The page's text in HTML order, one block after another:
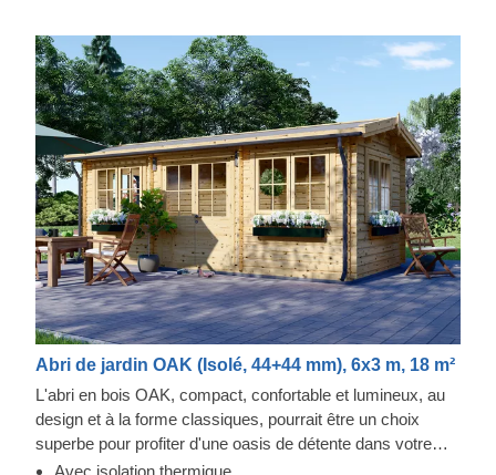
Abri de jardin OAK (Isolé, 44+44 mm), 6x3 m, 18 m²
L'abri en bois OAK, compact, confortable et lumineux, au
design et à la forme classiques, pourrait être un choix
superbe pour profiter d'une oasis de détente dans votre
jardin ou comme maison d'été pour des séjours plus
Avec isolation thermique